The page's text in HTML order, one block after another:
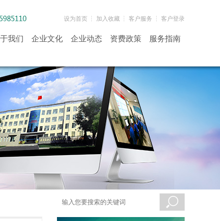
设为首页 ┆ 加入收藏 ┆ 客户服务 ┆ 客户登录
我们 企业文化 企业动态 资费政策 服务指南